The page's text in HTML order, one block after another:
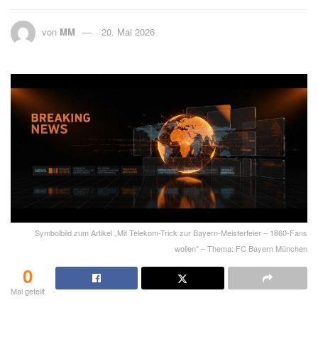
von MM 20. Mai 2026
Symbolbild zum Artikel „Mit Telekom-Trick zur Bayern-Meisterfeier – 1860-Fans
wollen" – Thema: FC Bayern München
0
Mal geteilt